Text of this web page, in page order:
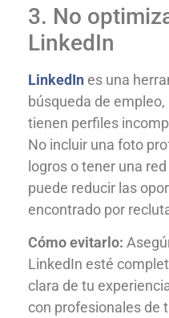
3. No
LinkedIn
LinkedIn es una
búsqueda de
tienen perfiles
No incluir una foto
logros o tener una
puede reducir las
encontrado por
Cómo evitarlo:
LinkedIn esté
clara de tu
con profesionales de